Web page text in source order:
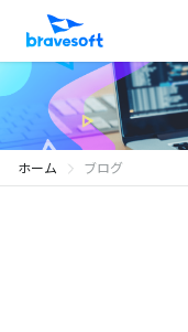
ホーム ブログ